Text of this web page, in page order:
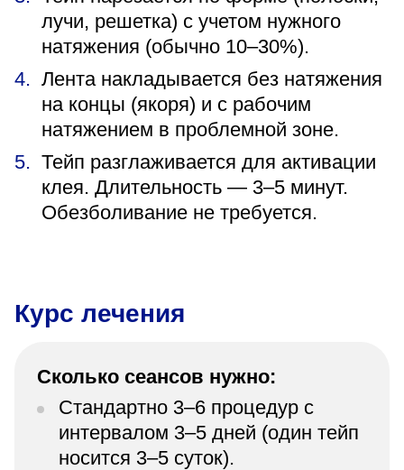
лучи, решетка) с учетом нужного
натяжения (обычно 10–30%).
Лента накладывается без натяжения
на концы (якоря) и с рабочим
натяжением в проблемной зоне.
Тейп разглаживается для активации
клея. Длительность — 3–5 минут.
Обезболивание не требуется.
Курс лечения
Сколько сеансов нужно:
Стандартно 3–6 процедур с
интервалом 3–5 дней (один тейп
носится 3–5 суток).